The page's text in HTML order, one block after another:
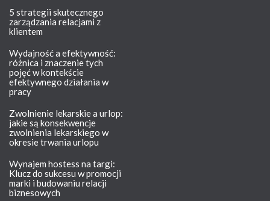
5 strategii skutecznego
zarządzania relacjami z
klientem
Wydajność a efektywność:
różnica i znaczenie tych
pojęć w kontekście
efektywnego działania w
pracy
Zwolnienie lekarskie a urlop:
jakie są konsekwencje
zwolnienia lekarskiego w
okresie trwania urlopu
Wynajem hostess na targi:
Klucz do sukcesu w promocji
marki i budowaniu relacji
biznesowych